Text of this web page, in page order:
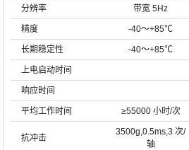
分辨率 带宽 5Hz
精度 -40～+85℃
长期稳定性 -40～+85℃
上电启动时间
响应时间
平均工作时间 ≥55000 小时/次
抗冲击
3500g,0.5ms,3 次/
轴